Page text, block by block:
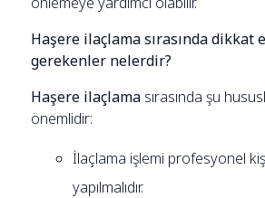
Haşere ilaçlama sırasında dikkat
gerekenler nelerdir?
Haşere ilaçlama sırasında şu
önemlidir:
İlaçlama işlemi profesyonel
yapılmalıdır.